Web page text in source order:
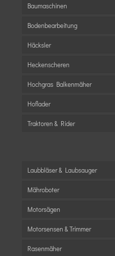
Baumaschinen
Bodenbearbeitung
Häcksler
Heckenscheren
Hochgras Balkenmäher
Hoflader
Traktoren & Rider
Laubbläser & Laubsauger
Mähroboter
Motorsägen
Motorsensen & Trimmer
Rasenmäher